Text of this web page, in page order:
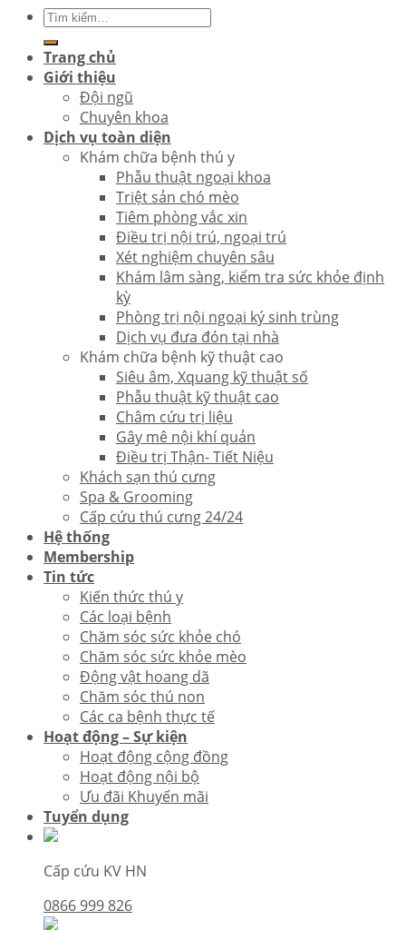
Trang chủ
Giới thiệu
Đội ngũ
Chuyên khoa
Dịch vụ toàn diện
Khám chữa bệnh thú y
Phẫu thuật ngoại khoa
Triệt sản chó mèo
Tiêm phòng vắc xin
Điều trị nội trú, ngoại trú
Xét nghiệm chuyên sâu
Khám lâm sàng, kiểm tra sức khỏe định
kỳ
Phòng trị nội ngoại ký sinh trùng
Dịch vụ đưa đón tại nhà
Khám chữa bệnh kỹ thuật cao
Siêu âm, Xquang kỹ thuật số
Phẫu thuật kỹ thuật cao
Châm cứu trị liệu
Gây mê nội khí quản
Điều trị Thận- Tiết Niệu
Khách sạn thú cưng
Spa & Grooming
Cấp cứu thú cưng 24/24
Hệ thống
Membership
Tin tức
Kiến thức thú y
Các loại bệnh
Chăm sóc sức khỏe chó
Chăm sóc sức khỏe mèo
Động vật hoang dã
Chăm sóc thú non
Các ca bệnh thực tế
Hoạt động – Sự kiện
Hoạt động cộng đồng
Hoạt động nội bộ
Ưu đãi Khuyến mãi
Tuyển dụng
Cấp cứu KV HN
0866 999 826